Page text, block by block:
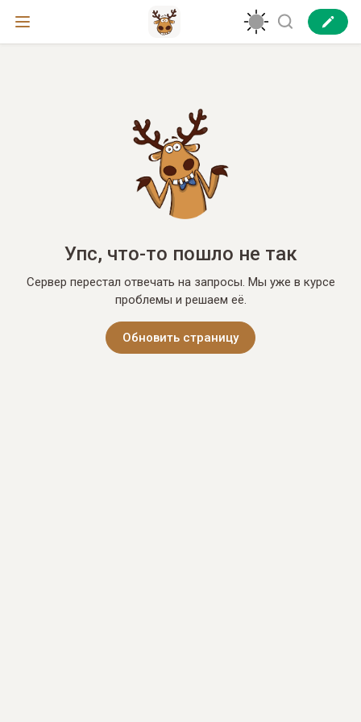
Упс, что-то пошло не так
Сервер перестал отвечать на запросы. Мы уже в курсе
проблемы и решаем её.
Обновить страницу